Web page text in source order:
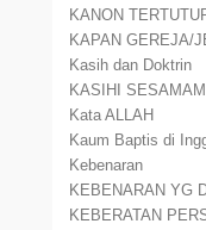
KANON
KAPAN GEREJA/
Kasih dan Doktrin
KASIHI
Kata ALLAH
Kaum Baptis di
Kebenaran
KEBENARAN YG
KEBERATAN